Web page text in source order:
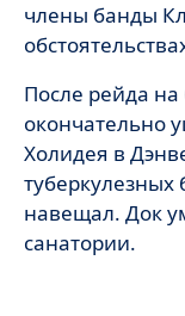
члены банды
После рейда
окончательно
Холидея в
туберкулезных
навещал. Док
санатории.